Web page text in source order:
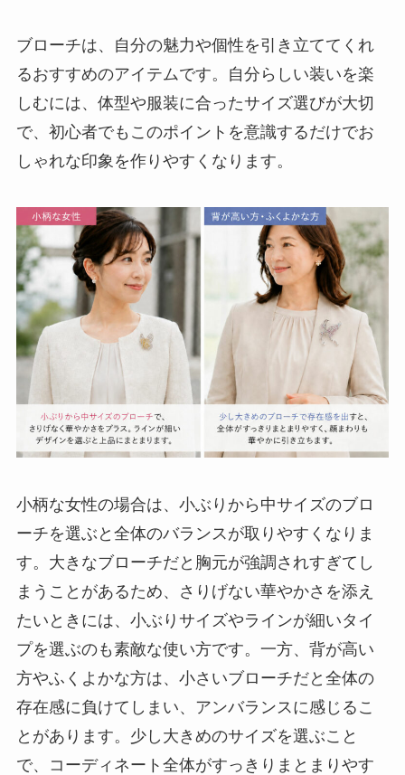
ブローチは、自分の魅力や個性を引き立ててくれ
るおすすめのアイテムです。自分らしい装いを楽
しむには、体型や服装に合ったサイズ選びが大切
で、初心者でもこのポイントを意識するだけでお
しゃれな印象を作りやすくなります。
小柄な女性の場合は、小ぶりから中サイズのブロ
ーチを選ぶと全体のバランスが取りやすくなりま
す。大きなブローチだと胸元が強調されすぎてし
まうことがあるため、さりげない華やかさを添え
たいときには、小ぶりサイズやラインが細いタイ
プを選ぶのも素敵な使い方です。一方、背が高い
方やふくよかな方は、小さいブローチだと全体の
存在感に負けてしまい、アンバランスに感じるこ
とがあります。少し大きめのサイズを選ぶこと
で、コーディネート全体がすっきりまとまりやす